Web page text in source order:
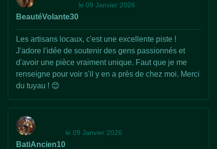
BeautéVolante30
le 09 Janvier 2026
Les artisans locaux, c'est une excellente piste !
J'adore l'idée de soutenir des gens passionnés et
d'avoir une pièce vraiment unique. Faut que je me
renseigne pour voir s'il y en a près de chez moi. Merci
du tuyau ! 😊
BatiAncien10
le 09 Janvier 2026